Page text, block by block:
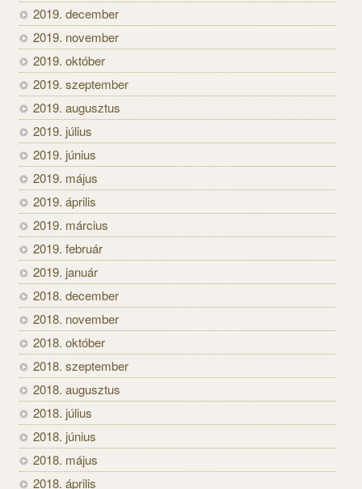
2019. december
2019. november
2019. október
2019. szeptember
2019. augusztus
2019. július
2019. június
2019. május
2019. április
2019. március
2019. február
2019. január
2018. december
2018. november
2018. október
2018. szeptember
2018. augusztus
2018. július
2018. június
2018. május
2018. április